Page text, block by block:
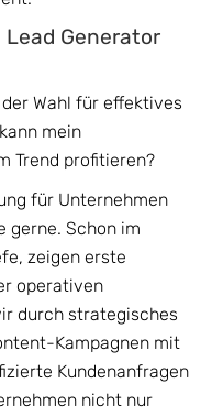
Generator
Wahl für effektives
mein
Trend profitieren?
für Unternehmen
gerne. Schon im
zeigen erste
operativen
durch strategisches
Kampagnen mit
Kundenanfragen
nicht nur